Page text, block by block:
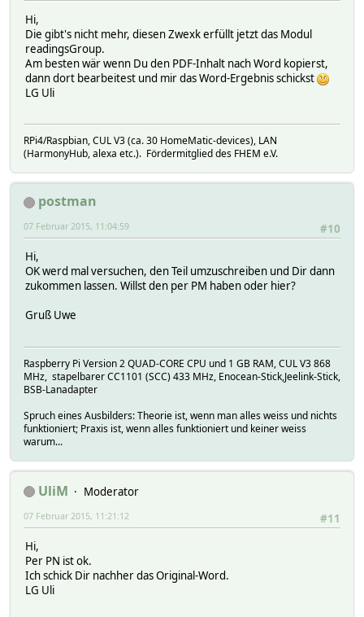
Hi,
Die gibt's nicht mehr, diesen Zwexk erfüllt jetzt das Modul
readingsGroup.
Am besten wär wenn Du den PDF-Inhalt nach Word kopierst,
dann dort bearbeitest und mir das Word-Ergebnis schickst
LG Uli
RPi4/Raspbian, CUL V3 (ca. 30 HomeMatic-devices), LAN
(HarmonyHub, alexa etc.). Fördermitglied des FHEM e.V.
postman
#10
07 Februar 2015, 11:04:59
Hi,
OK werd mal versuchen, den Teil umzuschreiben und Dir dann
zukommen lassen. Willst den per PM haben oder hier?
Gruß Uwe
Raspberry Pi Version 2 QUAD-CORE CPU und 1 GB RAM, CUL V3 868
MHz, stapelbarer CC1101 (SCC) 433 MHz, Enocean-Stick,Jeelink-Stick,
BSB-Lanadapter
Spruch eines Ausbilders: Theorie ist, wenn man alles weiss und nichts
funktioniert; Praxis ist, wenn alles funktioniert und keiner weiss
warum...
UliM
Moderator
#11
07 Februar 2015, 11:21:12
Hi,
Per PN ist ok.
Ich schick Dir nachher das Original-Word.
LG Uli